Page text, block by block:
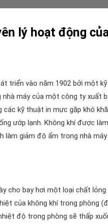
lý hoạt động
triển vào năm 1902 bởi một kỹ
máy của một công ty xuất
kỹ thuật in mực gặp khó
ướp lạnh. Không khí được
làm giảm độ ẩm trong nhà
cho bay hơi một loại chất lỏng
của không khí trong phòng
độ trong phòng sẽ thấp